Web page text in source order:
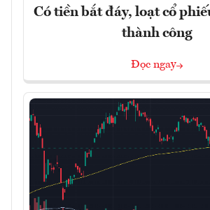
Có tiền bắt đáy, loạt cổ
thành công
Đọc ngay